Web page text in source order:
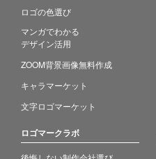
ロゴの色選び
マンガでわかる
デザイン活用
ZOOM背景画像無料作成
キャラマーケット
文字ロゴマーケット
ロゴマークラボ